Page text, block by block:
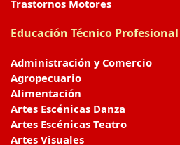
Trastornos Motores
Educación Técnico Profesional
Administración y Comercio
Agropecuario
Alimentación
Artes Escénicas Danza
Artes Escénicas Teatro
Artes Visuales